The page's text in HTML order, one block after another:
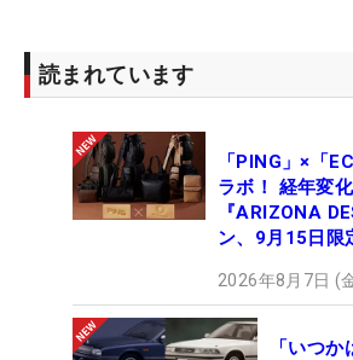
読まれています
「PING」×「
ラボ！ 経年変
『ARIZONA
ン、9月15日限
2026年8月7日 (
「いつ